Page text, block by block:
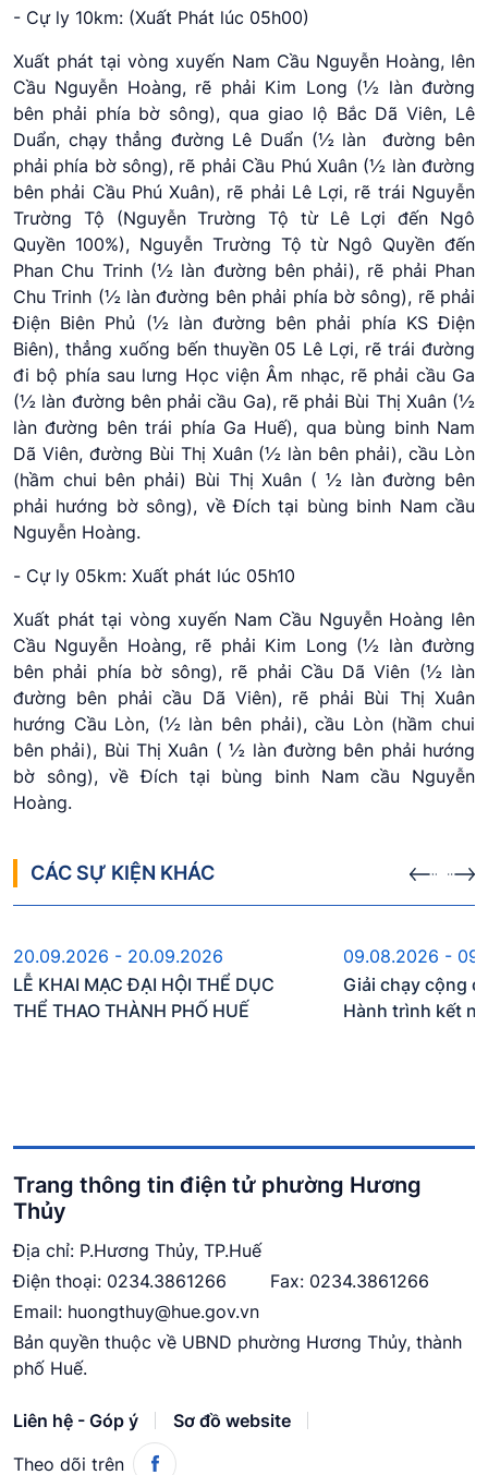
- Cự ly 10km: (Xuất Phát lúc 05h00)
Xuất phát tại vòng xuyến Nam Cầu Nguyễn Hoàng, lên
Cầu Nguyễn Hoàng, rẽ phải Kim Long (½ làn đường
bên phải phía bờ sông), qua giao lộ Bắc Dã Viên, Lê
Duẩn, chạy thẳng đường Lê Duẩn (½ làn đường bên
phải phía bờ sông), rẽ phải Cầu Phú Xuân (½ làn đường
bên phải Cầu Phú Xuân), rẽ phải Lê Lợi, rẽ trái Nguyễn
Trường Tộ (Nguyễn Trường Tộ từ Lê Lợi đến Ngô
Quyền 100%), Nguyễn Trường Tộ từ Ngô Quyền đến
Phan Chu Trinh (½ làn đường bên phải), rẽ phải Phan
Chu Trinh (½ làn đường bên phải phía bờ sông), rẽ phải
Điện Biên Phủ (½ làn đường bên phải phía KS Điện
Biên), thẳng xuống bến thuyền 05 Lê Lợi, rẽ trái đường
đi bộ phía sau lưng Học viện Âm nhạc, rẽ phải cầu Ga
(½ làn đường bên phải cầu Ga), rẽ phải Bùi Thị Xuân (½
làn đường bên trái phía Ga Huế), qua bùng binh Nam
Dã Viên, đường Bùi Thị Xuân (½ làn bên phải), cầu Lòn
(hầm chui bên phải) Bùi Thị Xuân ( ½ làn đường bên
phải hướng bờ sông), về Đích tại bùng binh Nam cầu
Nguyễn Hoàng.
- Cự ly 05km: Xuất phát lúc 05h10
Xuất phát tại vòng xuyến Nam Cầu Nguyễn Hoàng lên
Cầu Nguyễn Hoàng, rẽ phải Kim Long (½ làn đường
bên phải phía bờ sông), rẽ phải Cầu Dã Viên (½ làn
đường bên phải cầu Dã Viên), rẽ phải Bùi Thị Xuân
hướng Cầu Lòn, (½ làn bên phải), cầu Lòn (hầm chui
bên phải), Bùi Thị Xuân ( ½ làn đường bên phải hướng
bờ sông), về Đích tại bùng binh Nam cầu Nguyễn
Hoàng.
CÁC SỰ KIỆN KHÁC
Sự kiện sắp diễn ra
20.09.2026 - 20.09.2026
LỄ KHAI MẠC ĐẠI HỘI THỂ DỤC
THỂ THAO THÀNH PHỐ HUẾ
Sự kiện
09.08.2026 -
Giải chạy cộng
Hành trình kết
Trang thông tin điện tử phường Hương
Thủy
Địa chỉ: P.Hương Thủy, TP.Huế
Điện thoại: 0234.3861266
Fax: 0234.3861266
Email: huongthuy@hue.gov.vn
Bản quyền thuộc về UBND phường Hương Thủy, thành
phố Huế.
Liên hệ - Góp ý
Sơ đồ website
Theo dõi trên